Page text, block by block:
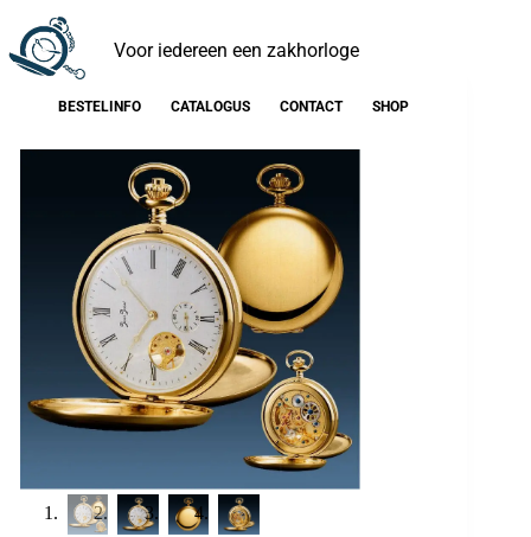
Voor iedereen een zakhorloge
BESTELINFO CATALOGUS CONTACT SHOP